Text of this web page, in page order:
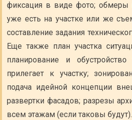
фиксация в виде фото; обмеры
уже есть на участке или же
составление задания
Еще также план участка
планирование и обустройство
прилегает к участку;
подача идейной концепции
развертки фасадов; разрезы
всем этажам (если таковы будут).